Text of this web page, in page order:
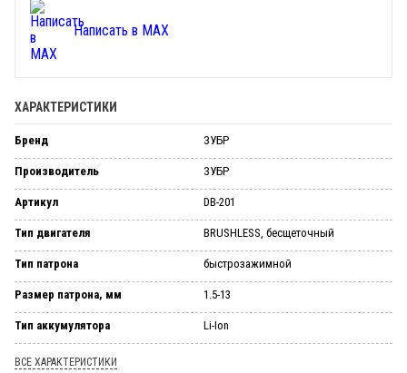
Написать в MAX
ХАРАКТЕРИСТИКИ
Бренд ЗУБР
Производитель ЗУБР
Артикул DB-201
Тип двигателя BRUSHLESS, бесщеточный
Тип патрона бы­стро­за­жим­ной
Размер патрона, мм 1.5-13
Тип аккумулятора Li-Ion
ВСЕ ХАРАКТЕРИСТИКИ